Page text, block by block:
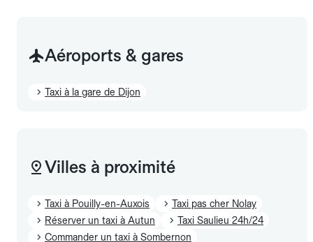
Aéroports & gares
Taxi à la gare de Dijon
Villes à proximité
Taxi à Pouilly-en-Auxois
Taxi pas cher Nolay
Réserver un taxi à Autun
Taxi Saulieu 24h/24
Commander un taxi à Sombernon